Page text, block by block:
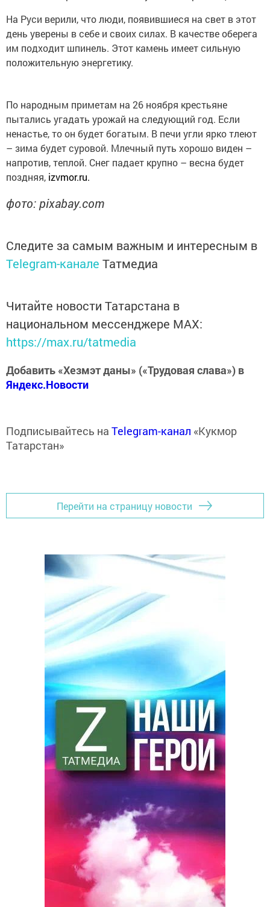
На Руси верили, что люди, появившиеся на свет в этот
день уверены в себе и своих силах. В качестве оберега
им подходит шпинель. Этот камень имеет сильную
положительную энергетику.
По народным приметам на 26 ноября крестьяне
пытались угадать урожай на следующий год. Если
ненастье, то он будет богатым. В печи угли ярко тлеют
– зима будет суровой. Млечный путь хорошо виден –
напротив, теплой. Снег падает крупно – весна будет
поздняя, izvmor.ru.
фото: pixabay.com
Следите за самым важным и интересным в
Telegram-канале Татмедиа
Читайте новости Татарстана в
национальном мессенджере MАХ:
https://max.ru/tatmedia
Добавить «Хезмэт даны» («Трудовая слава») в
Яндекс.Новости
Подписывайтесь на Telegram-канал «Кукмор
Татарстан»
Перейти на страницу новости